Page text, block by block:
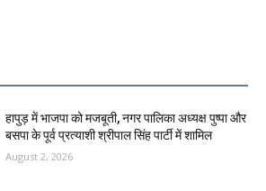
हापुड़ में भाजपा को मजबूती, नगर पालिका अध्यक्ष पुष्पा और
बसपा के पूर्व प्रत्याशी श्रीपाल सिंह पार्टी में शामिल
August 2, 2026